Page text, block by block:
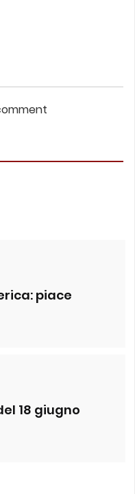
piace
18 giugno